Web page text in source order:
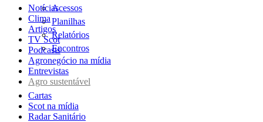
Acessos
Planilhas
Relatórios
Encontros
Notícias
Clima
Artigos
TV Scot
Podcasts
Agronegócio na mídia
Entrevistas
Agro sustentável
Cartas
Scot na mídia
Radar Sanitário